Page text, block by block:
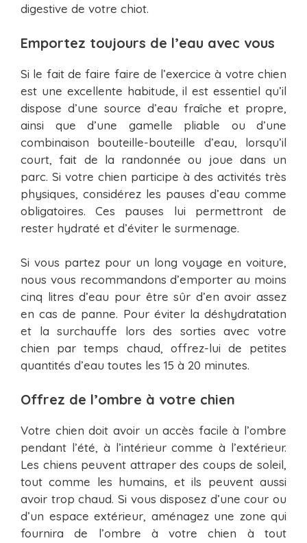
digestive de votre chiot.
Emportez toujours de l’eau avec vous
Si le fait de faire faire de l’exercice à votre chien
est une excellente habitude, il est essentiel qu’il
dispose d’une source d’eau fraîche et propre,
ainsi que d’une gamelle pliable ou d’une
combinaison bouteille-bouteille d’eau, lorsqu’il
court, fait de la randonnée ou joue dans un
parc. Si votre chien participe à des activités très
physiques, considérez les pauses d’eau comme
obligatoires. Ces pauses lui permettront de
rester hydraté et d’éviter le surmenage.
Si vous partez pour un long voyage en voiture,
nous vous recommandons d’emporter au moins
cinq litres d’eau pour être sûr d’en avoir assez
en cas de panne. Pour éviter la déshydratation
et la surchauffe lors des sorties avec votre
chien par temps chaud, offrez-lui de petites
quantités d’eau toutes les 15 à 20 minutes.
Offrez de l’ombre à votre chien
Votre chien doit avoir un accès facile à l’ombre
pendant l’été, à l’intérieur comme à l’extérieur.
Les chiens peuvent attraper des coups de soleil,
tout comme les humains, et ils peuvent aussi
avoir trop chaud. Si vous disposez d’une cour ou
d’un espace extérieur, aménagez une zone qui
fournira de l’ombre à votre chien à tout